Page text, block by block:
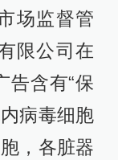
场监督管
限公司在
告含有“保
病毒细胞
，各脏器